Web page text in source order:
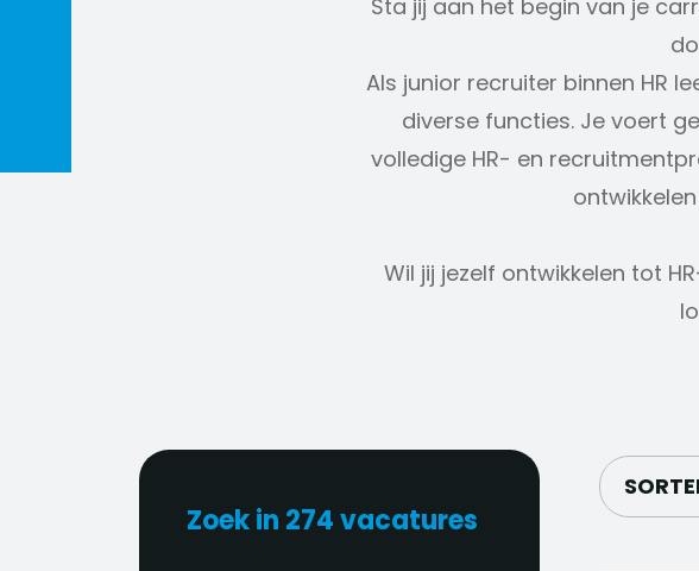
Sta jij aan het begin van je
Als junior recruiter binnen HR
diverse functies. Je voert
volledige HR- en
Wil jij jezelf ontwikkelen tot
Zoek in 274 vacatures